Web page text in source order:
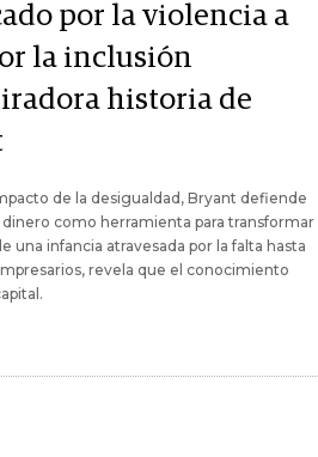
por la violencia a
la inclusión
historia de
de la desigualdad, Bryant defiende
como herramienta para transformar
una infancia atravesada por la falta hasta
revela que el conocimiento